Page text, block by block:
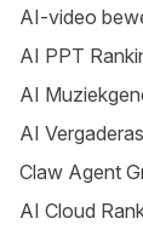
AI-video
AI PPT
AI
AI
Claw Agent
AI Cloud